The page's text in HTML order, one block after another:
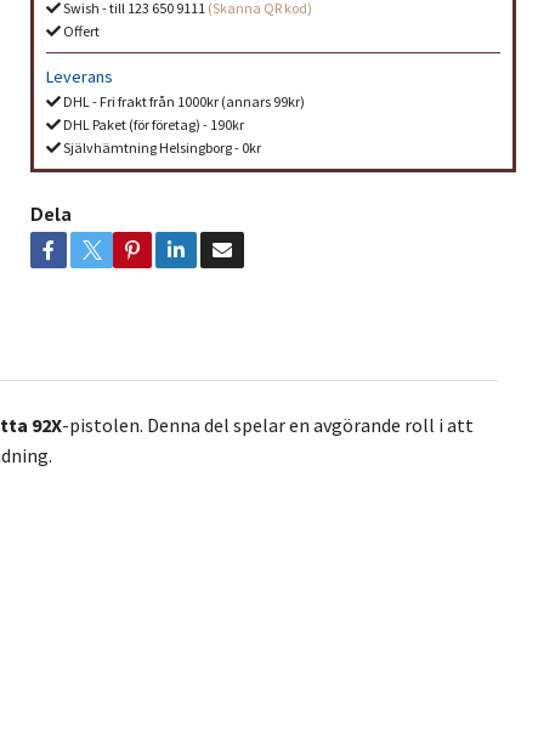
Swish - till 123 650 9111 (Skanna QR kod)
Offert
Leverans
DHL - Fri frakt från 1000kr (annars 99kr)
DHL Paket (för företag) - 190kr
Självhämtning Helsingborg - 0kr
Dela
92X-pistolen. Denna del spelar en avgörande roll i att